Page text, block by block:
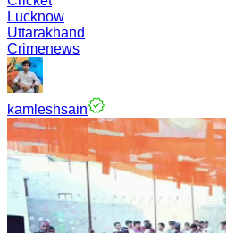
Lucknow
Uttarakhand
Crimenews
kamleshsain